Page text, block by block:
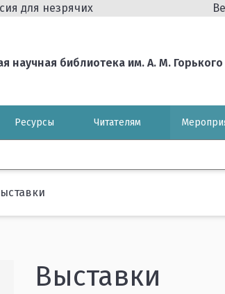
для незрячих
научная библиотека им. А. М. Горького
Ресурсы Читателям
Выставки